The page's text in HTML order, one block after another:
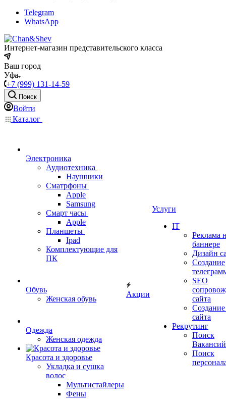
Telegram
WhatsApp
Интернет-магазин представительского класса
Ваш город
Уфа
+7 (999) 131-14-59
Поиск
Войти
Каталог
Электроника
Аудиотехника
Наушники
Сматрфоны
Apple
Samsung
Смарт часы
Apple
Планшеты
Ipad
Комплектующие для
ПК
Обувь
Женская обувь
Одежда
Женская одежда
Красота и здоровье
Укладка и сушка
волос
Мультистайлеры
Фены
Акции
Услуги
IT
Реклама
баннере
Дизайн
Создание
SEO
сайта
сайта
Рекрутинг
Поиск
Вакансий
Поиск